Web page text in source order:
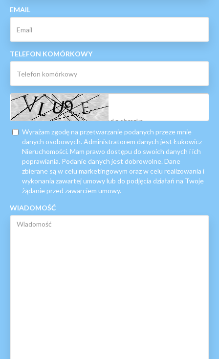
EMAIL
TELEFON KOMÓRKOWY
Wyrażam zgodę na przetwarzanie podanych przeze mnie
danych osobowych. Administratorem danych jest Łukowicz
Nieruchomości. Mam prawo dostępu do swoich danych i ich
poprawiania. Podanie danych jest dobrowolne. Dane
zbierane są w celu marketingowym oraz w celu realizowania i
wykonania zawartej umowy lub do podjęcia działań na Twoje
żądanie przed zawarciem umowy.
WIADOMOŚĆ